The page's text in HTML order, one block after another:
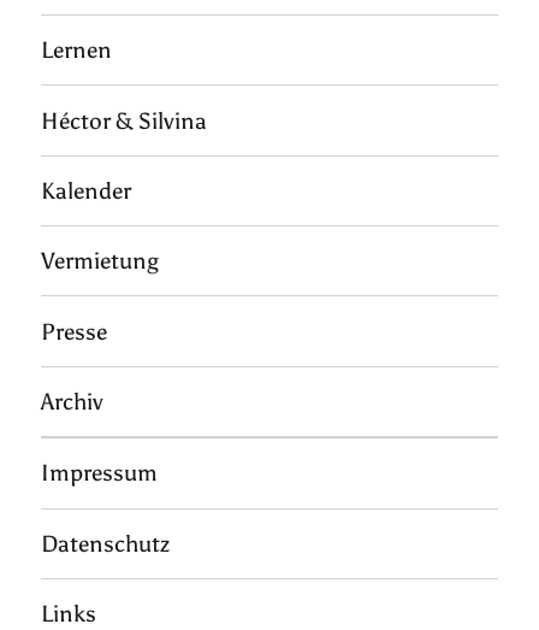
Lernen
Héctor & Silvina
Kalender
Vermietung
Presse
Archiv
Impressum
Datenschutz
Links